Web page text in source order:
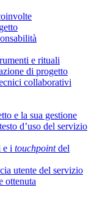
e rituali
di progetto
collaborativi
e la sua gestione
d’uso del servizio
e i touchpointdel
utente del servizio
ottenuta